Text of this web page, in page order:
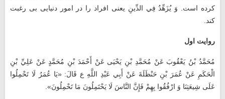
کرده است. وَ يُزَهِّدُ فِي الدِّينِ یعنی افراد را در امور دنیایی بی ‌رغبت
کند.
روایت اول
مُحَمَّدُ بْنُ يَعْقُوبَ عَنْ مُحَمَّدِ بْنِ يَحْيَى عَنْ أَحْمَدَ بْنِ مُحَمَّدٍ عَنْ عَلِيِّ بْنِ
الْحَكَمِ عَنْ عُمَرَ بْنِ حَنْظَلَةَ عَنْ أَبِي عَبْدِ اللَّهِ ع قَالَ: «يَا عُمَرُ لَا تَحْمِلُوا
عَلَى شِيعَتِنَا وَ ارْفُقُوا بِهِمْ فَإِنَّ النَّاسَ لَا يَحْتَمِلُونَ مَا تَحْمِلُونَ».